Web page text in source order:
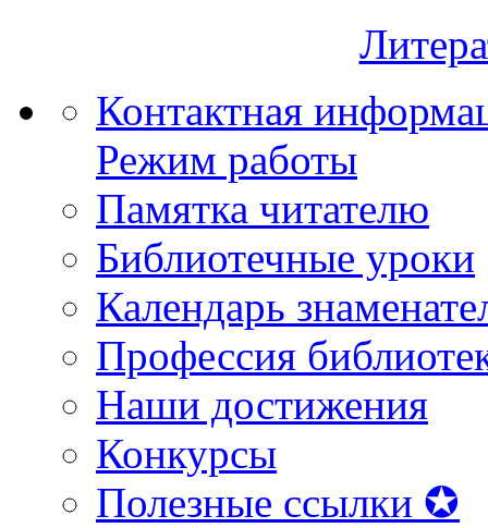
Контактная
Режим работы
Памятка читателю
Библиотечные уроки
Календарь
Профессия
Наши достижения
Конкурсы
Полезные ссылки ✪